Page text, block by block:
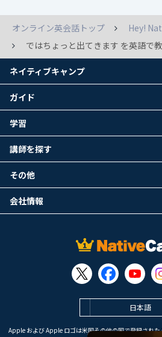
オンライン英会話トップ
Hey!
ではちょっと出てきます を英語で
日本語
Apple および Apple ロゴは米国その他の国で登録され
ネイティブキャンプ
ガイド
学習
講師を探す
その他
会社情報